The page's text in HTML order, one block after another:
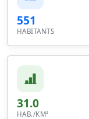
551
HABITANTS
31.0
HAB./KM²